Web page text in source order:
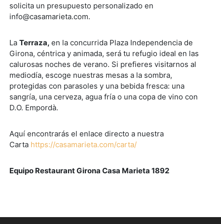
solicita un presupuesto personalizado en
info@casamarieta.com.
LaTerraza,en la concurrida Plaza Independencia de
Girona, céntrica y animada, será tu refugio ideal en las
calurosas noches de verano. Si prefieres visitarnos al
mediodía, escoge nuestras mesas a la sombra,
protegidas con parasoles y una bebida fresca: una
sangría, una cerveza, agua fría o una copa de vino con
D.O. Empordà.
Aquí encontrarás el enlace directo a nuestra
Carta https://casamarieta.com/carta/
Equipo Restaurant Girona Casa Marieta 1892